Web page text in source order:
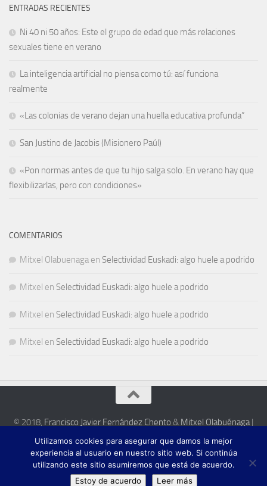
ENTRADAS RECIENTES
Ni 40 ni 50 años: Este el grupo de edad que más relaciones
sexuales tiene en verano
La inteligencia artificial no piensa como tú: así funciona
realmente
«Las colonias de verano dejan una huella educativa profunda”
San Justino de Jacobis (Misionero Paúl)
«Pon normas antes de que tu hijo salga solo. En verano hay que
flexibilizarlas, pero con condiciones»
COMENTARIOS
Mitxel Olabuenaga en Selectividad Euskadi: algo huele a podrido
Mitxel en Selectividad Euskadi: algo huele a podrido
Mitxel en Selectividad Euskadi: algo huele a podrido
Mitxel en Selectividad Euskadi: algo huele a podrido
© 2018, Francisco Javier Fernández Chento & Mitxel Olabuénaga|
Esta web es una iniciativa privada de sus autores y no está relacionada con
institución pública o privada alguna.
Utilizamos cookies para asegurar que damos la mejor
experiencia al usuario en nuestro sitio web. Si continúa
utilizando este sitio asumiremos que está de acuerdo.
Estoy de acuerdo
Leer más